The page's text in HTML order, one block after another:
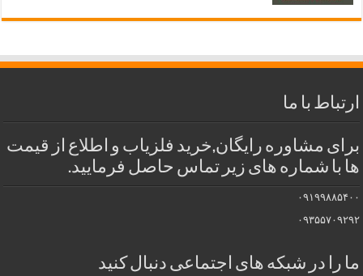
ارتباط با ما
برای مشاوره رایگان,خرید فلزیاب و اطلاع از قیمت
ها با شماره های زیر تماس حاصل فرمایید.
۰۹۱۹۹۸۸۵۴۰۰
۰۹۳۵۵۷۰۹۲۹۲
ما را در شبکه های اجتماعی دنبال کنید